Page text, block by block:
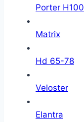
Porter H100
Matrix
Hd 65-78
Veloster
Elantra